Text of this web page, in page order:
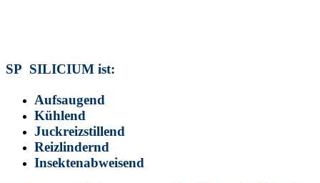
SP SILICIUM ist:
Aufsaugend
Kühlend
Juckreizstillend
Reizlindernd
Insektenabweisend